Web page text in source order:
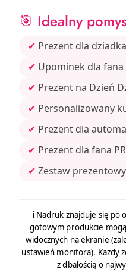
🎯 Idealny
✔ Prezent dla
✔ Upominek dla
✔ Prezent na Dzień
✔ Personalizowany
✔ Prezent dla
✔ Prezent dla fana
✔ Zestaw
ℹ️ Nadruk znajduje się po
gotowym produkcie
widocznych na ekranie
ustawień monitora). Każdy
z dbałością o